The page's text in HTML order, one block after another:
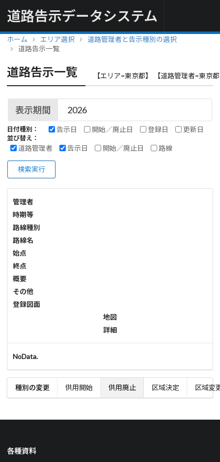
道路告示データシステム
ホーム エリア選択
道路管理者と告示種別の選択
道路告示一覧
道路告示一覧 【エリア=東京都】 【道路管理者=東京
表示期間
日付種別： 告示日 開始／廃止日 登録日 更新日
並び替え：
道路管理者 告示日 開始／廃止日 路線
検索実行
管理者
時期等
路線種別
路線名
始点
終点
概要
その他
登録図面
地図
詳細
NoData.
種別の変更 供用開始 供用廃止 区域決定 区域変
各種資料